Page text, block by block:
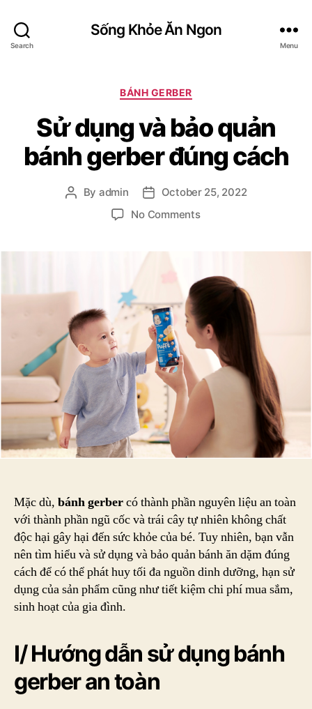
Search
Sống Khỏe Ăn Ngon
Menu
Categories
BÁNH GERBER
Sử dụng và bảo quản
bánh gerber đúng cách
Post
By admin
Post
date
October 25, 2022
No Commentson
bảo
quản
gerber
đúng
cách
Mặc dù, bánh gerbercó thành phần nguyên liệu an toàn
với thành phần ngũ cốc và trái cây tự nhiên không chất
độc hại gây hại đến sức khỏe của bé. Tuy nhiên, bạn vẫn
nên tìm hiểu và sử dụng và bảo quản bánh ăn dặm đúng
cách để có thể phát huy tối đa nguồn dinh dưỡng, hạn sử
dụng của sản phẩm cũng như tiết kiệm chi phí mua sắm,
sinh hoạt của gia đình.
I/ Hướng dẫn sử dụng bánh
gerber an toàn